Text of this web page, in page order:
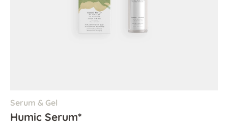
Serum & Gel
Humic Serum*